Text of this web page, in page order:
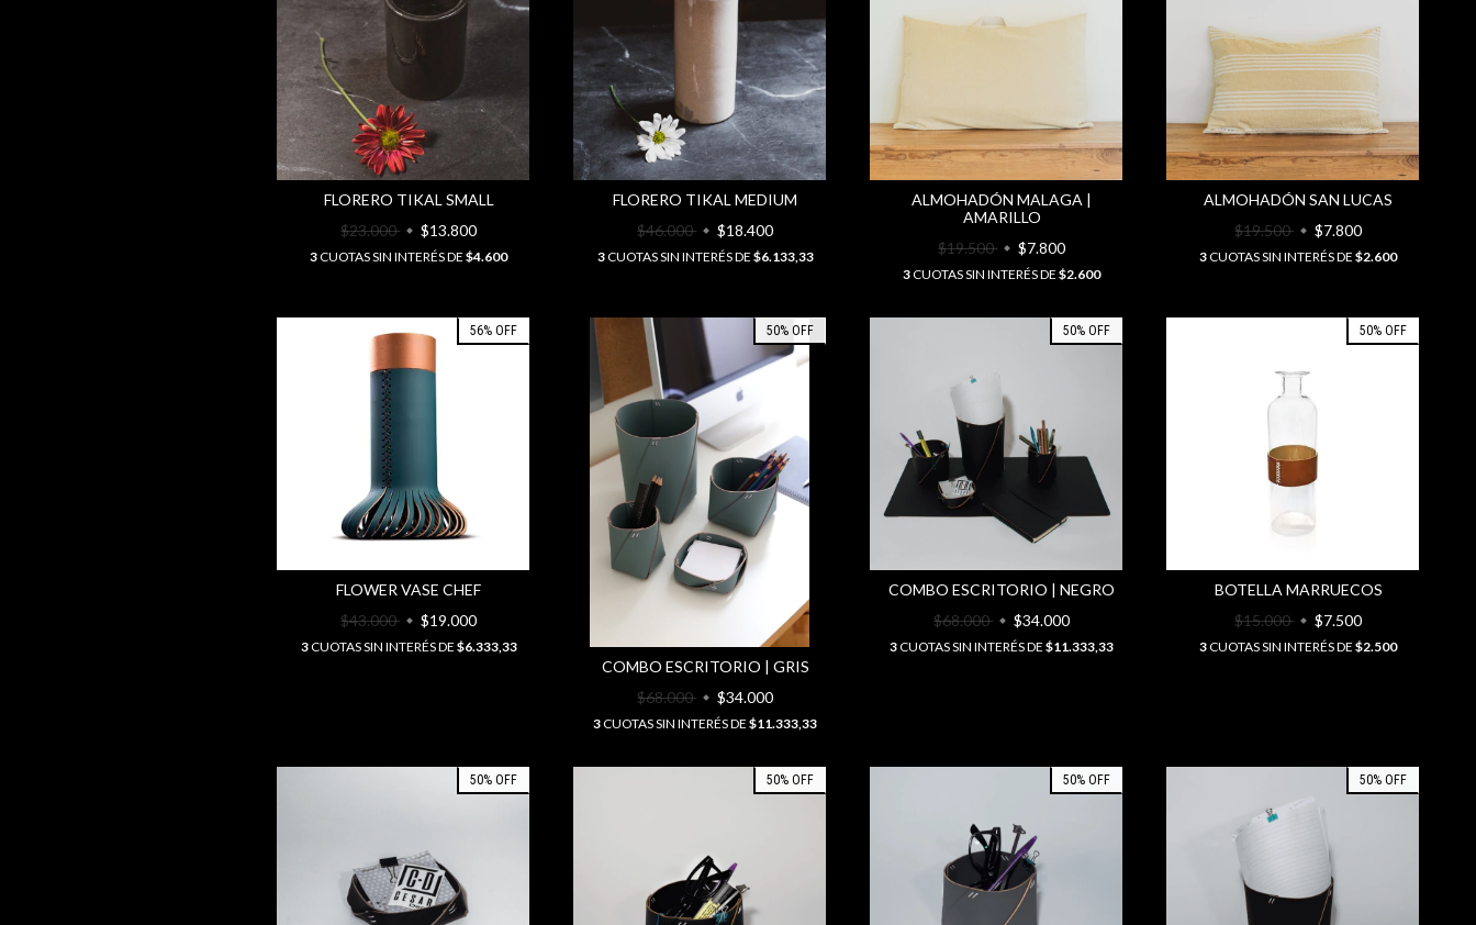
FLORERO TIKAL SMALL
$23.000
$13.800
3CUOTAS SIN INTERÉS DE$4.600
FLORERO TIKAL MEDIUM
$46.000
$18.400
3CUOTAS SIN INTERÉS DE $6.133,33
ALMOHADÓN MALAGA |
AMARILLO
$19.500
$7.800
3CUOTAS SIN INTERÉS DE$2.600
ALMOHADÓN SAN LUCAS
$19.500
$7.800
3CUOTAS SIN INTERÉS DE$2.600
56%OFF
FLOWER VASE CHEF
$43.000
$19.000
3CUOTAS SIN INTERÉS DE $6.333,33
50%OFF
COMBO ESCRITORIO | GRIS
$68.000
$34.000
3CUOTAS SIN INTERÉS DE$11.333,33
50%OFF
COMBO ESCRITORIO | NEGRO
$68.000
$34.000
3CUOTAS SIN INTERÉS DE$11.333,33
50%OFF
BOTELLA MARRUECOS
$15.000
$7.500
3CUOTAS SIN INTERÉS DE$2.500
50%OFF 50%OFF 50%OFF 50%OFF